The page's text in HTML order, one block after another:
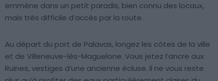
emmène dans un petit paradis, bien connu des locaux,
mais très difficile d’accès par la route.
Au départ du port de Palavas, longez les côtes de la ville
et de Villeneuve-lès-Maguelone. Vous jetez l’ancre aux
Ruines, vestiges d’une ancienne écluse. Il ne vous reste